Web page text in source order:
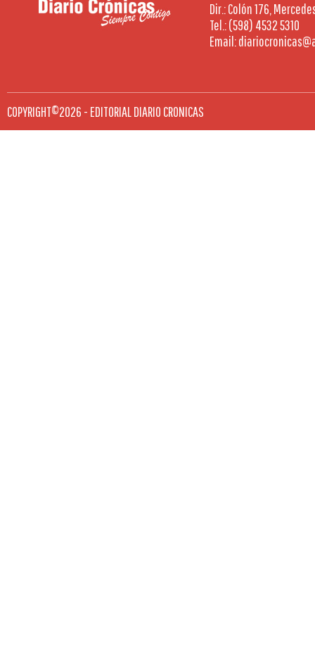
Dir.: Colón 176,
Tel.: (598) 4532 5310
Email:
COPYRIGHT©2026 - EDITORIAL DIARIO CRONICAS